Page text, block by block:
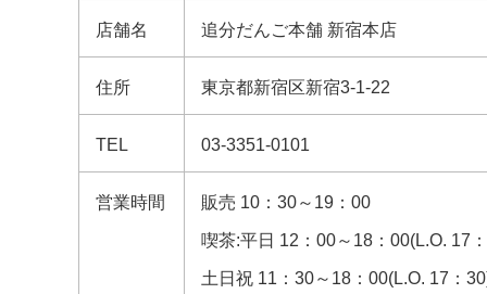
店舗名 追分だんご本舗 新宿本店
住所 東京都新宿区新宿3-1-22
TEL 03-3351-0101
営業時間 販売 10：30～19：00
喫茶:平日 12：00～18：00(L.O. 17
土日祝 11：30～18：00(L.O. 17：